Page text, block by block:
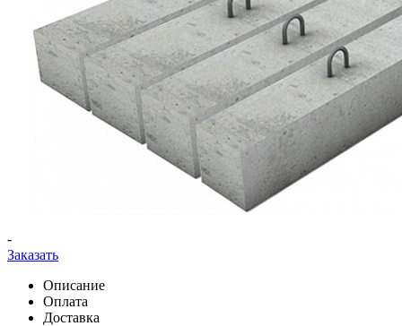
-
Заказать
Описание
Оплата
Доставка